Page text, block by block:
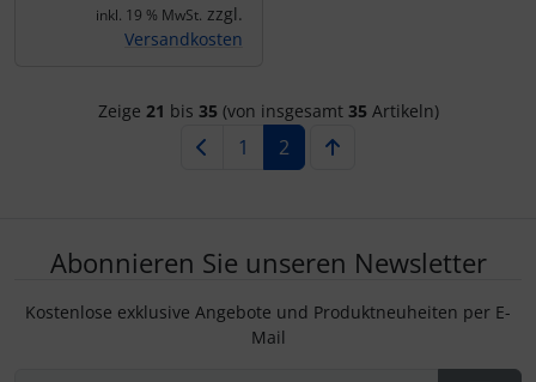
inkl. 19 % MwSt. zzgl.
Versandkosten
Zeige 21 bis 35 (von insgesamt 35 Artikeln)
1 2
Abonnieren Sie unseren Newsletter
Kostenlose exklusive Angebote und Produktneuheiten per E-
Mail